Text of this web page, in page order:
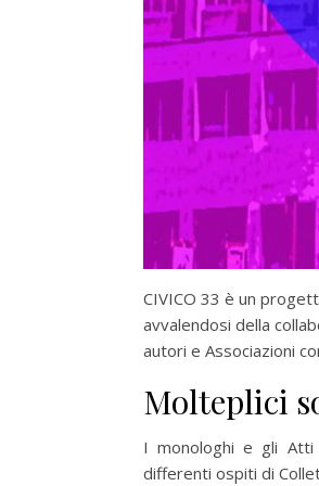
CIVICO 33 è un
avvalendosi della
autori e Associazioni
Molteplici
I monologhi e gli Atti
differenti ospiti di